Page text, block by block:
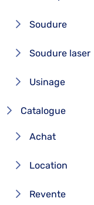
Soudure
Soudure laser
Usinage
Catalogue
Achat
Location
Revente